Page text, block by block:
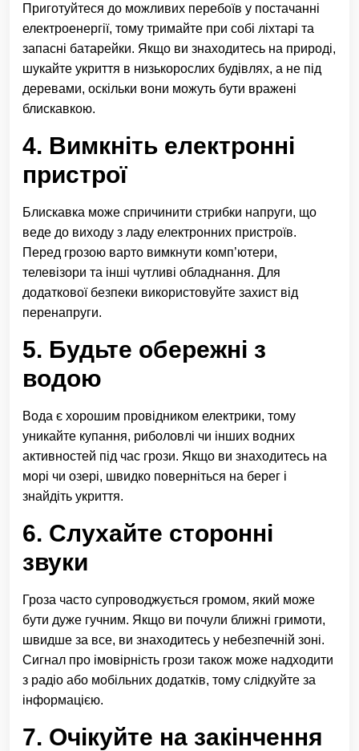
Приготуйтеся до можливих перебоїв у постачанні
електроенергії, тому тримайте при собі ліхтарі та
запасні батарейки. Якщо ви знаходитесь на природі,
шукайте укриття в низькорослих будівлях, а не під
деревами, оскільки вони можуть бути вражені
блискавкою.
4. Вимкніть електронні
пристрої
Блискавка може спричинити стрибки напруги, що
веде до виходу з ладу електронних пристроїв.
Перед грозою варто вимкнути комп’ютери,
телевізори та інші чутливі обладнання. Для
додаткової безпеки використовуйте захист від
перенапруги.
5. Будьте обережні з
водою
Вода є хорошим провідником електрики, тому
уникайте купання, риболовлі чи інших водних
активностей під час грози. Якщо ви знаходитесь на
морі чи озері, швидко поверніться на берег і
знайдіть укриття.
6. Слухайте сторонні
звуки
Гроза часто супроводжується громом, який може
бути дуже гучним. Якщо ви почули ближні гримоти,
швидше за все, ви знаходитесь у небезпечній зоні.
Сигнал про імовірність грози також може надходити
з радіо або мобільних додатків, тому слідкуйте за
інформацією.
7. Очікуйте на закінчення